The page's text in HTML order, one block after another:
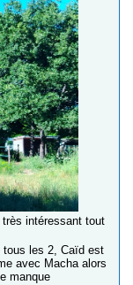
intéressant tout
tous les 2, Caïd est
avec Macha alors
manque